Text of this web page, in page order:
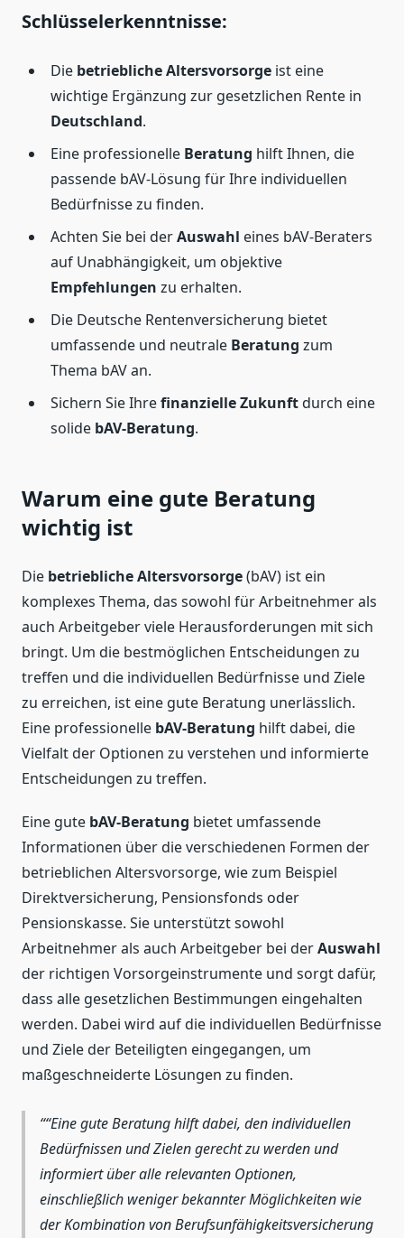
Schlüsselerkenntnisse:
Die betriebliche Altersvorsorge ist eine
wichtige Ergänzung zur gesetzlichen Rente in
Deutschland.
Eine professionelle Beratung hilft Ihnen, die
passende bAV-Lösung für Ihre individuellen
Bedürfnisse zu finden.
Achten Sie bei derAuswahl eines bAV-Beraters
auf Unabhängigkeit, um objektive
Empfehlungen zu erhalten.
Die Deutsche Rentenversicherung bietet
umfassende und neutrale Beratung zum
Thema bAV an.
Sichern Sie Ihrefinanzielle Zukunftdurch eine
solide bAV-Beratung.
Warum eine gute Beratung
wichtig ist
Die betriebliche Altersvorsorge(bAV) ist ein
komplexes Thema, das sowohl für Arbeitnehmer als
auch Arbeitgeber viele Herausforderungen mit sich
bringt. Um die bestmöglichen Entscheidungen zu
treffen und die individuellen Bedürfnisse und Ziele
zu erreichen, ist eine gute Beratung unerlässlich.
Eine professionelle bAV-Beratung hilft dabei, die
Vielfalt der Optionen zu verstehen und informierte
Entscheidungen zu treffen.
Eine gute bAV-Beratung bietet umfassende
Informationen über die verschiedenen Formen der
betrieblichen Altersvorsorge, wie zum Beispiel
Direktversicherung, Pensionsfonds oder
Pensionskasse. Sie unterstützt sowohl
Arbeitnehmer als auch Arbeitgeber bei derAuswahl
der richtigen Vorsorgeinstrumente und sorgt dafür,
dass alle gesetzlichen Bestimmungen eingehalten
werden. Dabei wird auf die individuellen Bedürfnisse
und Ziele der Beteiligten eingegangen, um
maßgeschneiderte Lösungen zu finden.
“Eine gute Beratung hilft dabei, den individuellen
Bedürfnissen und Zielen gerecht zu werden und
informiert über alle relevanten Optionen,
einschließlich weniger bekannter Möglichkeiten wie
der Kombination von Berufsunfähigkeitsversicherung